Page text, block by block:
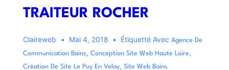
TRAITEUR ROCHER
Claireweb Mai 4, 2018 Étiquetté AvecAgence De
Communication Bains, Conception Site Web Haute Loire,
Création De Site Le Puy En Velay, Site Web Bains